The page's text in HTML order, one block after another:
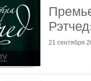
21 сентября